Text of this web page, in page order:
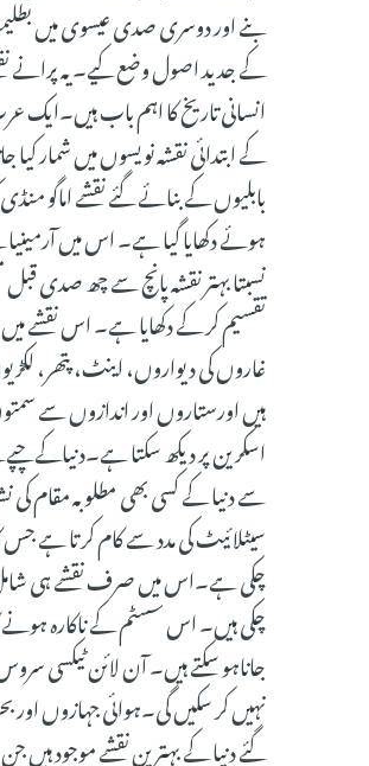
بنے اور دوسری صدی عیسوی میں
انسانی تاریخ کا اہم باب ہیں۔ایک
کے ابتدائی نقشہ نویسوں میں شمار
بابلیوں کے بنائے گئے نقشے اماگو
ہوئے دکھایا گیا ہے۔ اس میں
نسبتا بہتر نقشہ پانچ سے چھ صدی
تقسیم کر کے دکھایا ہے۔ اس نقشے
غاروں کی دیواروں، اینٹ، پتھر،
ہیں اورستاروں اور اندازوں سے
اسکرین پر دیکھ سکتا ہے۔دنیاکے
سے دنیا کے کسی بھی مطلوبہ مقام کی
چکی ہے۔اس میں صرف نقشے ہی شامل
چکی ہیں۔ اس سسٹم کے ناکارہ ہونے
جاناہو سکتے ہیں۔ آن لائن ٹیکسی
نہیں کر سکیں گی۔ہوائی جہازوں
گئے دنیا کے بہترین نقشے موجود